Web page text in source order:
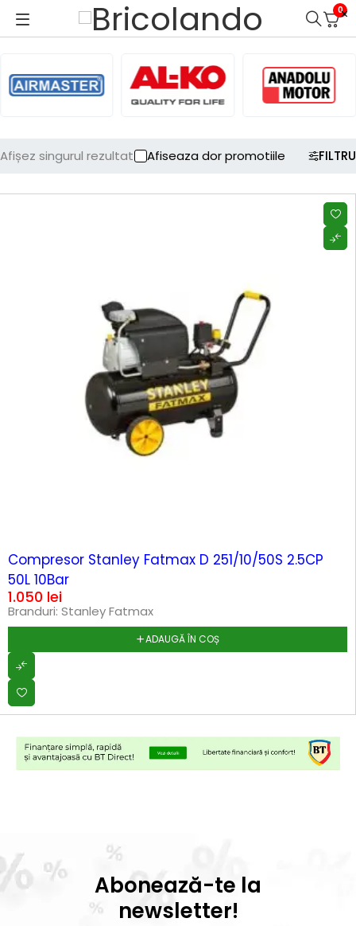
0
FILTRU
Afișez singurul rezultat Afiseaza dor promotiile
Compresor Stanley Fatmax D 251/10/50S 2.5CP
50L 10Bar
1.050 lei
Branduri: Stanley Fatmax
ADAUGĂ ÎN COȘ
Abonează-te la
newsletter!